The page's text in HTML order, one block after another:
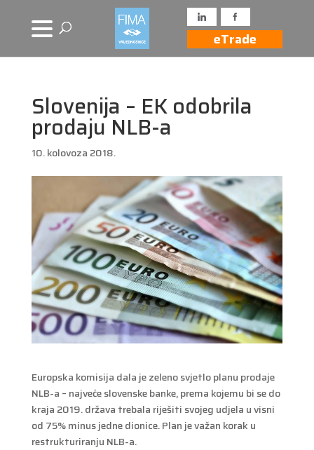
eTrade
Slovenija – EK odobrila
prodaju NLB-a
10. kolovoza 2018.
Europska komisija dala je zeleno svjetlo planu prodaje
NLB-a – najveće slovenske banke, prema kojemu bi se do
kraja 2019. država trebala riješiti svojeg udjela u visni
od 75% minus jedne dionice. Plan je važan korak u
restrukturiranju NLB-a.